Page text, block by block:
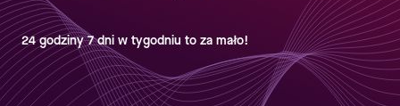
24 godziny 7 dni w tygodniu to za mało!